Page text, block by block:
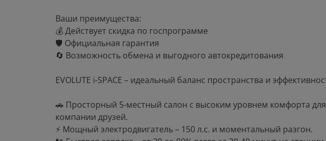
Ваши преимущества:
💰 Действует скидка по госпрограмме
🛡 Официальная гарантия
🔄 Возможность обмена и выгодного автокредитования
EVOLUTE i-SPACE – идеальный баланс пространства и
🚗 Просторный 5-местный салон с высоким уровнем комфорта
компании друзей.
⚡ Мощный электродвигатель – 150 л.с. и моментальный разгон.